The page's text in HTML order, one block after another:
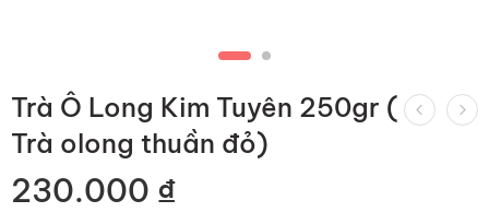
Trà Ô Long Kim Tuyên 250gr (
Trà olong thuần đỏ)
230.000 ₫